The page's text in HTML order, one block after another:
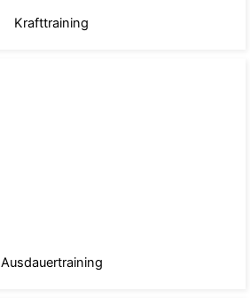
Krafttraining
Ausdauertraining